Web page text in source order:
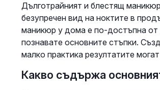
Дълготрайният и блестящ
безупречен вид на ноктите в
маникюр у дома е по-достъпна от
познавате основните стъпки.
малко практика резултатите
Какво съдържа